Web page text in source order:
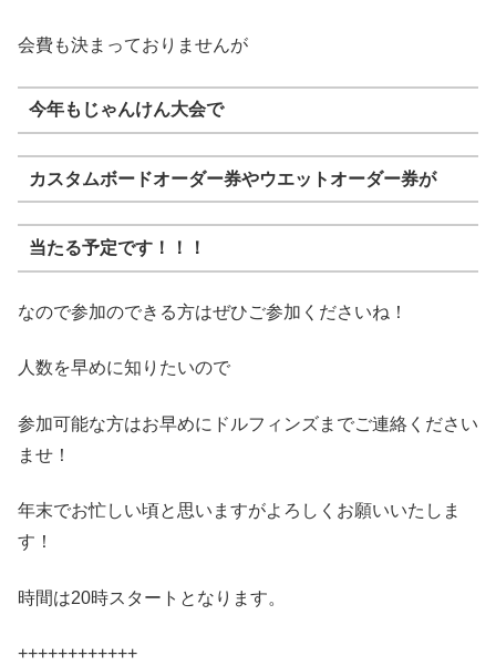
会費も決まっておりませんが
今年もじゃんけん大会で
カスタムボードオーダー券やウエットオーダー券が
当たる予定です！！！
なので参加のできる方はぜひご参加くださいね！
人数を早めに知りたいので
参加可能な方はお早めにドルフィンズまでご連絡ください
ませ！
年末でお忙しい頃と思いますがよろしくお願いいたしま
す！
時間は20時スタートとなります。
++++++++++++